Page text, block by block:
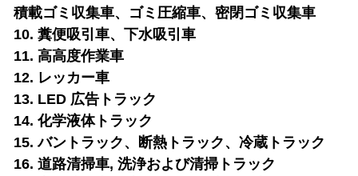
積載ゴミ収集車、ゴミ圧縮車、密閉ゴミ収集車
10. 糞便吸引車、下水吸引車
11. 高高度作業車
12. レッカー車
13. LED 広告トラック
14. 化学液体トラック
15. バントラック、断熱トラック、冷蔵トラック
16. 道路清掃車, 洗浄および清掃トラック